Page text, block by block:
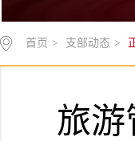
首页 > 支部动态 >
旅